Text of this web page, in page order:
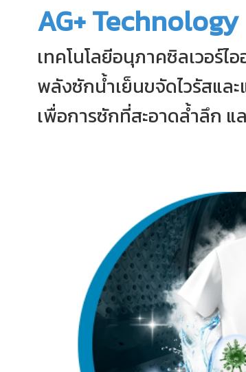
AG+ Technology
เทคโนโลยีอนุภาคซิลเวอร์ไ
พลังซักน้ำเย็นขจัดไวรัสแล
เพื่อการซักที่สะอาดล้ำลึก